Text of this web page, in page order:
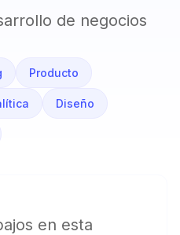
de negocios
Producto
Diseño
en esta